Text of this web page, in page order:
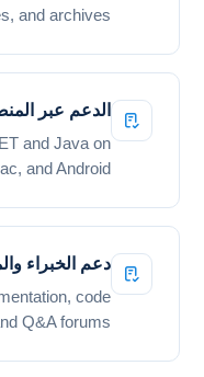
and archives.
الدعم عبر
and Java on
and Android.
دعم الخبراء
code
Q&A forums.